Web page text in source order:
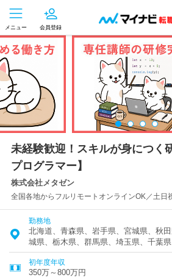
メニュー 会員登録
未経験歓迎！スキルが身につく
プログラマー】
株式会社メタゼン
全国各地からフルリモートオンラインOK／土日
勤務地
北海道、青森県、岩手県、宮城県、秋
城県、栃木県、群馬県、埼玉県、千葉
山県、石川県、福井県、新潟県、山梨
県、愛知県、三重県、滋賀県、京都府、
県、和歌山県、鳥取県、島根県、岡山県
初年度年収
350万～800万円